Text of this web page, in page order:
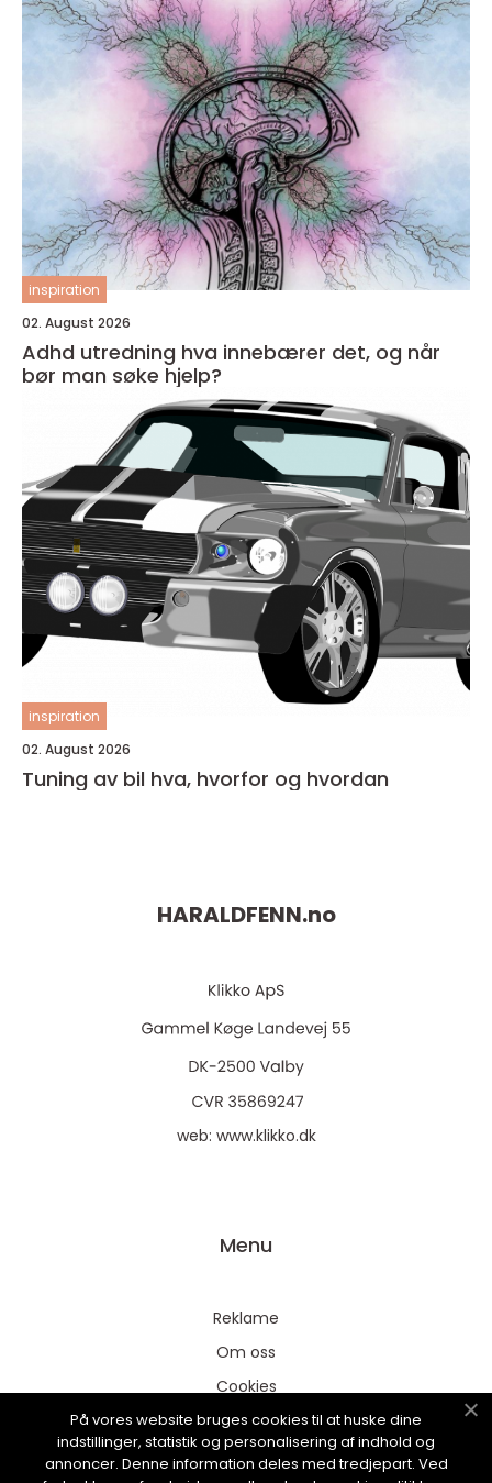
inspiration
02. August 2026
Adhd utredning hva innebærer det, og når
bør man søke hjelp?
inspiration
02. August 2026
Tuning av bil hva, hvorfor og hvordan
HARALDFENN.no
web: www.klikko.dk
Menu
Reklame
Om oss
Cookies
Kontakt Oss
Sitemap
På vores website bruges cookies til at huske dine
indstillinger, statistik og personalisering af indhold og
annoncer. Denne information deles med tredjepart. Ved